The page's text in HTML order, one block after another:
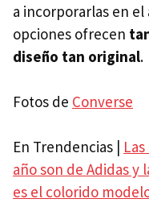
a incorporarlas en
opciones ofrecen
diseño tan original.
Fotos de Converse
En Trendencias |
año son de Adidas y
es el colorido